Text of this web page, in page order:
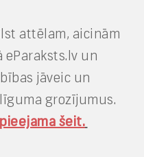
attēlam, aicinām
un
jāveic un
grozījumus.
šeit.